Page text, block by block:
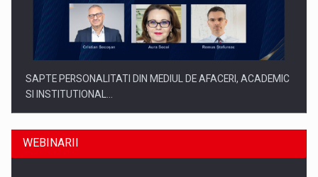
SAPTE PERSONALITATI DIN MEDIUL DE AFACERI, ACADEMIC
SI INSTITUTIONAL…
WEBINARII